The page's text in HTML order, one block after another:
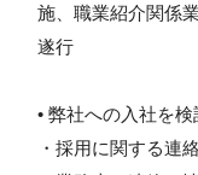
施、職業紹介関係
遂行
• 弊社への入社を
・採用に関する連